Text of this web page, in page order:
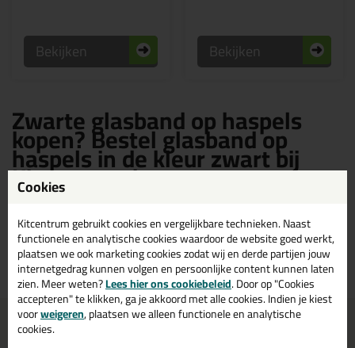
Bekijken Bekijken
Zwarte glasband op haspels
kopen? Bestel glasband op
haspels in de kleur zwart bij
Kitcentrum.be
vind je een ruim assortiment zwarte glasband op haspels in de merken:
Bloem Sealants. Bestel je glasband op haspels zwart daarom
gemakkelijk en snel op Kitcentrum.be!
Voor 21:00 uur besteld
morgen in huis
Gratisbezorging binnen
Cookies
Kitcentrum gebruikt cookies en vergelijkbare technieken. Naast
functionele en analytische cookies waardoor de website goed werkt,
plaatsen we ook marketing cookies zodat wij en derde partijen jouw
internetgedrag kunnen volgen en persoonlijke content kunnen laten
zien. Meer weten?Lees hier ons cookiebeleid. Door op "Cookies
accepteren" te klikken, ga je akkoord met alle cookies. Indien je kiest
voorweigeren, plaatsen we alleen functionele en analytische
cookies.